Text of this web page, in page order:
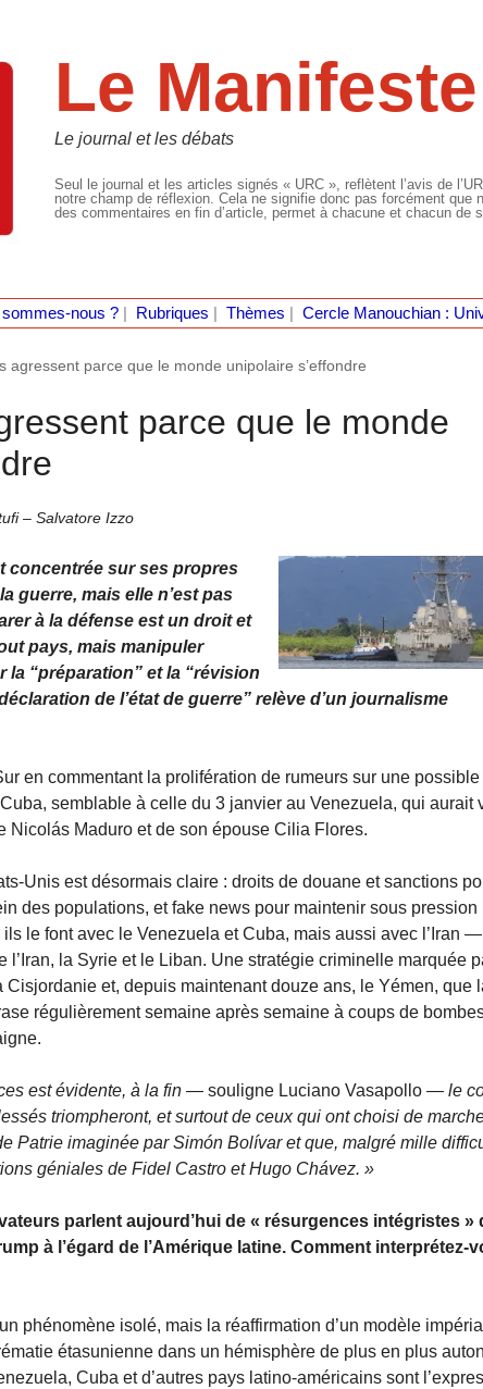
Le Manifeste
Le journal et les débats
Seul le journal et les articles signés « URC », reflètent l’avis de
notre champ de réflexion. Cela ne signifie donc pas forcément que
des commentaires en fin d’article, permet à chacune et chacun de
nous ?| Rubriques Thèmes Cercle Manouchian :
agressent parce que le monde unipolaire s’effondre
parce que le monde
– Salvatore Izzo
concentrée sur ses propres
guerre, mais elle n’est pas
à la défense est un droit et
pays, mais manipuler
“préparation” et la “révision
de l’état de guerre” relève d’un journalisme
en commentant la prolifération de rumeurs sur une
semblable à celle du 3 janvier au Venezuela, qui aurait
Nicolás Maduro et de son épouse Cilia Flores.
Unis est désormais claire : droits de douane et sanctions
des populations, et fake news pour maintenir sous pression
ils le font avec le Venezuela et Cuba, mais aussi avec l’Iran
l’Iran, la Syrie et le Liban. Une stratégie criminelle marquée
et, depuis maintenant douze ans, le Yémen, que
régulièrement semaine après semaine à coups de
est évidente, à la fin — souligne Luciano Vasapollo — le
triompheront, et surtout de ceux qui ont choisi de
Patrie imaginée par Simón Bolívar et que, malgré mille
géniales de Fidel Castro et Hugo Chávez. »
parlent aujourd’hui de « résurgences intégristes »
à l’égard de l’Amérique latine. Comment interprétez-
phénomène isolé, mais la réaffirmation d’un modèle
étasunienne dans un hémisphère de plus en plus
Cuba et d’autres pays latino-américains sont